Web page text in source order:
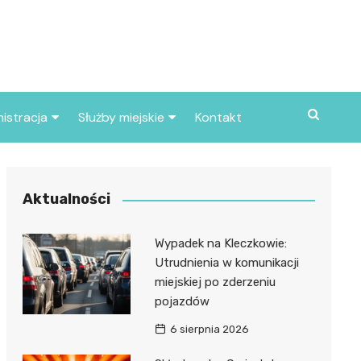
miasta
Służby miejskie
Policja
Kontakt
Aktualności
Wypadek na Kleczkowie:
Utrudnienia w komunikacji
miejskiej po zderzeniu
pojazdów
6 sierpnia 2026